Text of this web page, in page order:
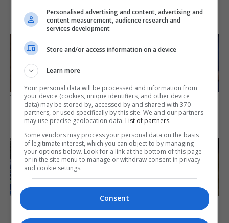
LAJME NGA INTERNETI
They're Unbearable! 9 Movie
Characters You Probably
Remember
Did They Lie To Us In This
Movie?
Brainberries
The World Cup 2026 Facts
Fans Can't Stop Talking
About
Where Are They Now? 9 Ex-
Actors Found Unexpected
Career Paths
Personalised advertising and content, advertising and
content measurement, audience research and
services development
Store and/or access information on a device
Learn more
Your personal data will be processed and information from
your device (cookies, unique identifiers, and other device
data) may be stored by, accessed by and shared with 370
partners, or used specifically by this site. We and our partners
may use precise geolocation data. List of partners.
Some vendors may process your personal data on the basis
of legitimate interest, which you can object to by managing
your options below. Look for a link at the bottom of this page
or in the site menu to manage or withdraw consent in privacy
and cookie settings.
Consent